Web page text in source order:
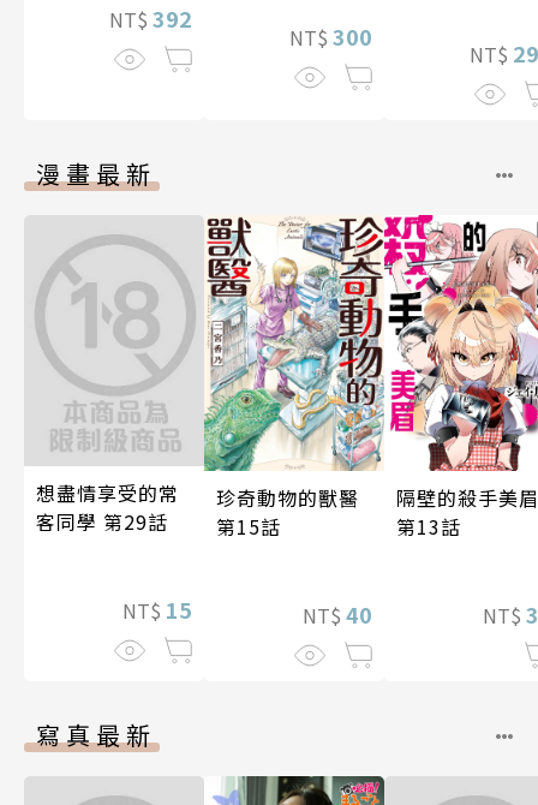
NT$ 392
NT$ 300
NT$
漫畫最新
想盡情享受的常
客同學 第29話
NT$ 15
珍奇動物的獸醫
第15話
NT$ 40
隔壁的殺手美眉
第13話
NT$
寫真最新